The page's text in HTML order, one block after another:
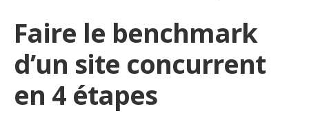
Faire le benchmark
d’un site concurrent
en 4 étapes